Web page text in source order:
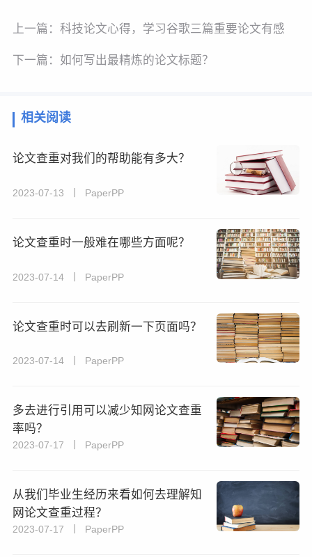
上一篇： 科技论文心得，学习谷歌三篇重要论文有感
下一篇： 如何写出最精炼的论文标题？
相关阅读
论文查重对我们的帮助能有多大？
2023-07-13 丨 PaperPP
论文查重时一般难在哪些方面呢？
2023-07-14 丨 PaperPP
论文查重时可以去刷新一下页面吗？
2023-07-14 丨 PaperPP
多去进行引用可以减少知网论文查重
率吗？
2023-07-17 丨 PaperPP
从我们毕业生经历来看如何去理解知
网论文查重过程？
2023-07-17 丨 PaperPP